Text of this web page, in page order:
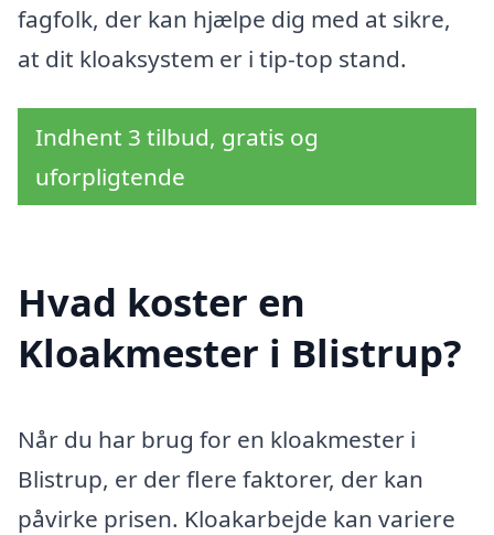
fagfolk, der kan hjælpe dig med at sikre,
at dit kloaksystem er i tip-top stand.
Indhent 3 tilbud, gratis og
uforpligtende
Hvad koster en
Kloakmester i Blistrup?
Når du har brug for en kloakmester i
Blistrup, er der flere faktorer, der kan
påvirke prisen. Kloakarbejde kan variere